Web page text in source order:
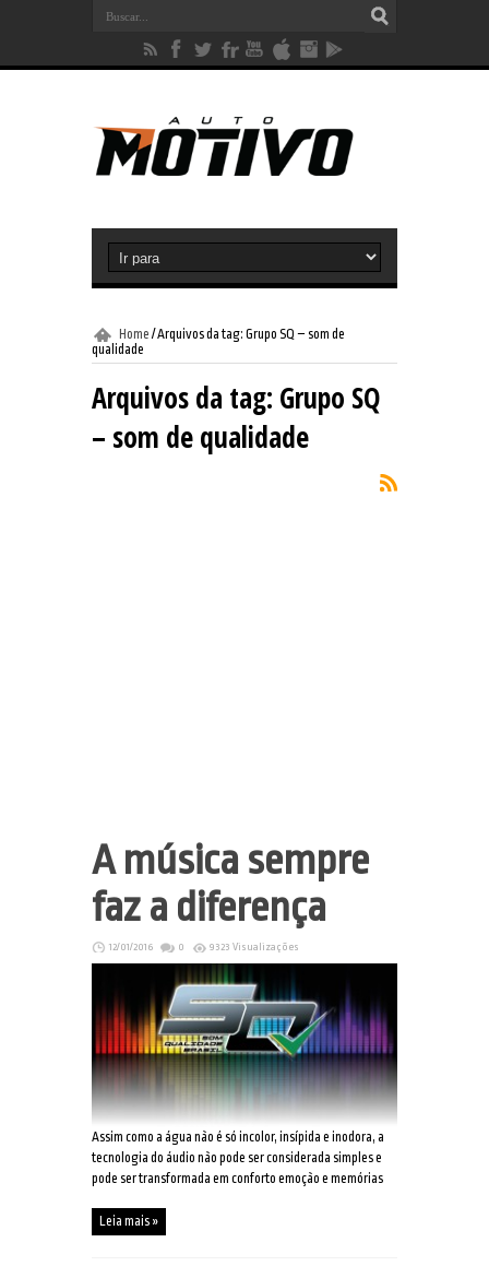
Home /Arquivos da tag: Grupo SQ – som de
qualidade
Arquivos da tag: Grupo SQ
– som de qualidade
A música sempre
faz a diferença
12/01/2016 0 9323 Visualizações
Assim como a água não é só incolor, insípida e inodora, a
tecnologia do áudio não pode ser considerada simples e
pode ser transformada em conforto emoção e memórias
Leia mais »